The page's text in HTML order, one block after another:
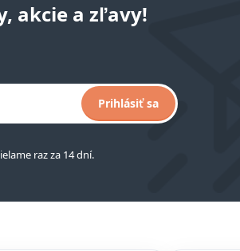
akcie a zľavy!
Prihlásiť sa
raz za 14 dní.